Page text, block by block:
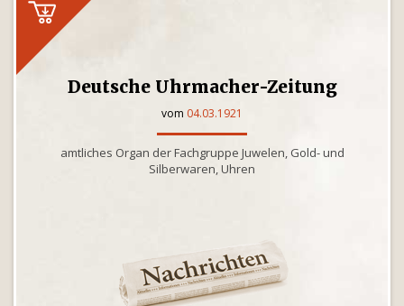
Deutsche Uhrmacher-Zeitung
vom 04.03.1921
amtliches Organ der Fachgruppe Juwelen, Gold- und
Silberwaren, Uhren